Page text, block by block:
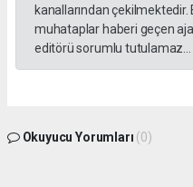
kanallarından
muhataplar haberi geçen
editörü sorumlu tutulamaz...
Okuyucu Yorumları (0)